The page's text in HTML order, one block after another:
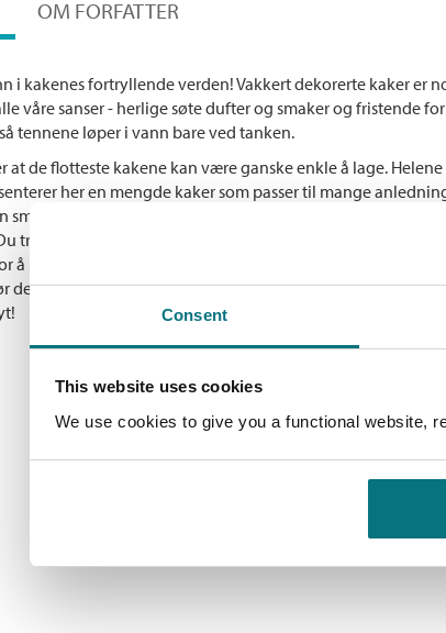
Consent
This website uses cookies
We use cookies to give you a functional website,
OM FORFATTER
i kakenes fortryllende verden! Vakkert dekorerte kaker er
våre sanser - herlige søte dufter og smaker og fristende
tennene løper i vann bare ved tanken.
at de flotteste kakene kan være ganske enkle å lage. Helene
her en mengde kaker som passer til mange
smarte knep som gir forbløffende profesjonelt resultat med
trenger slett ikke være faglært konditor eller ha en engels
å lage lekre kaker. Nå finnes det mange gode hjelpemidler
det enkelt å bli vennekretsens kakemester! Sett i gang; bak,